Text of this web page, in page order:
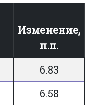
Изменение,
п.п.
6.83
6.58